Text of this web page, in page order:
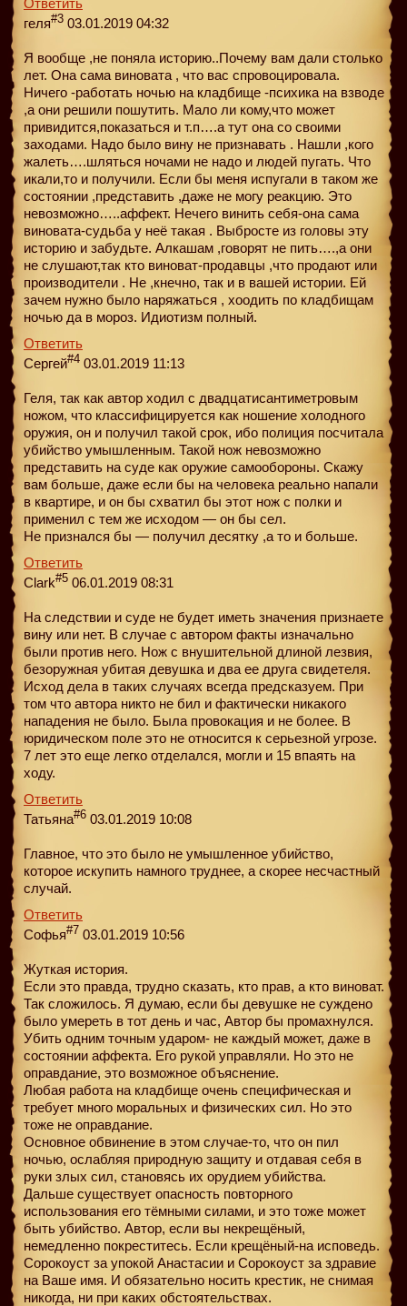
геля#3 03.01.2019 04:32
Я вообще ,не поняла историю..Почему вам дали столько
лет. Она сама виновата , что вас спровоцировала.
Ничего -работать ночью на кладбище -психика на взводе
,а они решили пошутить. Мало ли кому,что может
привидится,показаться и т.п….а тут она со своими
заходами. Надо было вину не признавать . Нашли ,кого
жалеть….шляться ночами не надо и людей пугать. Что
икали,то и получили. Если бы меня испугали в таком же
состоянии ,представить ,даже не могу реакцию. Это
невозможно…..аффект. Нечего винить себя-она сама
виновата-судьба у неё такая . Выбросте из головы эту
историю и забудьте. Алкашам ,говорят не пить….,а они
не слушают,так кто виноват-продавцы ,что продают или
производители . Не ,кнечно, так и в вашей истории. Ей
зачем нужно было наряжаться , хоодить по кладбищам
ночью да в мороз. Идиотизм полный.
Ответить
Сергей#4 03.01.2019 11:13
Геля, так как автор ходил с двадцатисантиметровым
ножом, что классифицируется как ношение холодного
оружия, он и получил такой срок, ибо полиция посчитала
убийство умышленным. Такой нож невозможно
представить на суде как оружие самообороны. Скажу
вам больше, даже если бы на человека реально напали
в квартире, и он бы схватил бы этот нож с полки и
применил с тем же исходом — он бы сел.
Не признался бы — получил десятку ,а то и больше.
Ответить
Clark#5 06.01.2019 08:31
На следствии и суде не будет иметь значения признаете
вину или нет. В случае с автором факты изначально
были против него. Нож с внушительной длиной лезвия,
безоружная убитая девушка и два ее друга свидетеля.
Исход дела в таких случаях всегда предсказуем. При
том что автора никто не бил и фактически никакого
нападения не было. Была провокация и не более. В
юридическом поле это не относится к серьезной угрозе.
7 лет это еще легко отделался, могли и 15 впаять на
ходу.
Ответить
Татьяна#6 03.01.2019 10:08
Главное, что это было не умышленное убийство,
которое искупить намного труднее, а скорее несчастный
случай.
Ответить
Софья#7 03.01.2019 10:56
Жуткая история.
Если это правда, трудно сказать, кто прав, а кто виноват.
Так сложилось. Я думаю, если бы девушке не суждено
было умереть в тот день и час, Автор бы промахнулся.
Убить одним точным ударом- не каждый может, даже в
состоянии аффекта. Его рукой управляли. Но это не
оправдание, это возможное объяснение.
Любая работа на кладбище очень специфическая и
требует много моральных и физических сил. Но это
тоже не оправдание.
Основное обвинение в этом случае-то, что он пил
ночью, ослабляя природную защиту и отдавая себя в
руки злых сил, становясь их орудием убийства.
Дальше существует опасность повторного
использования его тёмными силами, и это тоже может
быть убийство. Автор, если вы некрещёный,
немедленно покреститесь. Если крещёный-на исповедь.
Сорокоуст за упокой Анастасии и Сорокоуст за здравие
на Ваше имя. И обязательно носить крестик, не снимая
никогда, ни при каких обстоятельствах.